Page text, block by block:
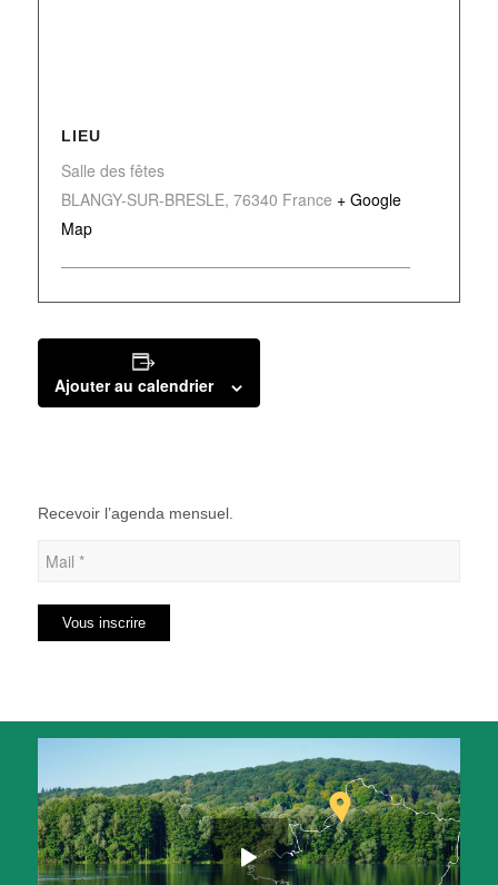
LIEU
Salle des fêtes
BLANGY-SUR-BRESLE, 76340 France + Google
Map
Ajouter au calendrier
Recevoir l’agenda mensuel.